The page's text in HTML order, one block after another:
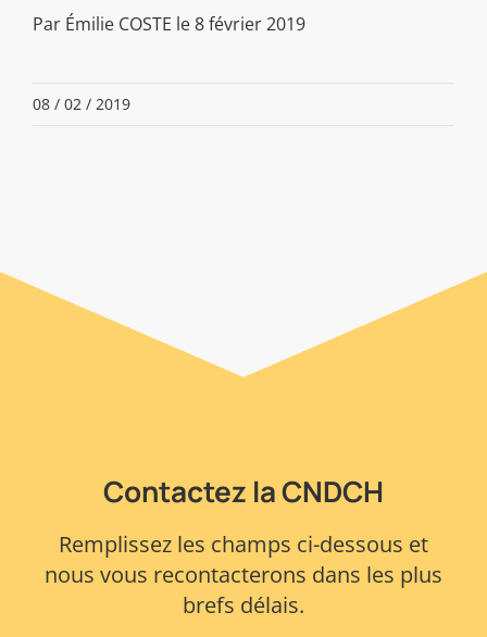
Par Émilie COSTE le 8 février 2019
08 / 02 / 2019
Contactez la CNDCH
Remplissez les champs ci-dessous et
nous vous recontacterons dans les plus
brefs délais.